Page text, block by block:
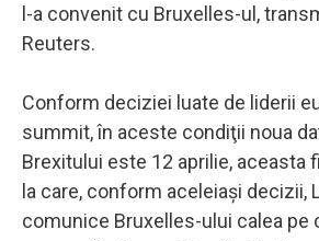
l-a convenit cu Bruxelles-ul,
Reuters.
Conform deciziei luate de liderii
summit, în aceste condiţii noua
Brexitului este 12 aprilie, aceasta
la care, conform aceleiaşi decizii,
comunice Bruxelles-ului calea pe